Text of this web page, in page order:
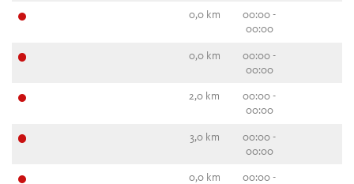
0,0 km
00:00 -
00:00
0,0 km
00:00 -
00:00
2,0 km
00:00 -
00:00
3,0 km
00:00 -
00:00
0,0 km
00:00 -